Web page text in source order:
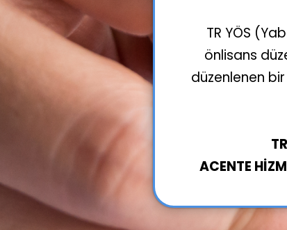
TR YÖS
önlisans
düzenlenen
ACENTE